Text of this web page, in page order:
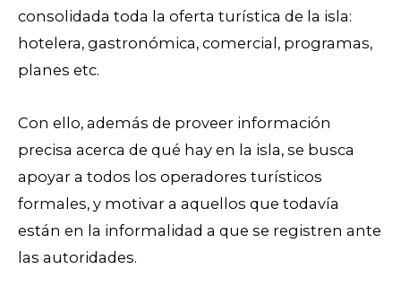
consolidada toda la oferta turística de la isla:
hotelera, gastronómica, comercial, programas,
planes etc.
Con ello, además de proveer información
precisa acerca de qué hay en la isla, se busca
apoyar a todos los operadores turísticos
formales, y motivar a aquellos que todavía
están en la informalidad a que se registren ante
las autoridades.